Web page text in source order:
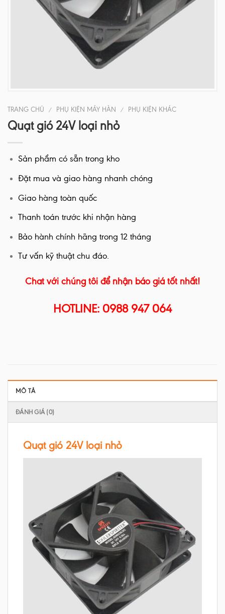
TRANG CHỦ / PHỤ KIỆN MÁY HÀN / PHỤ KIỆN KHÁC
Quạt gió 24V loại nhỏ
Sản phẩm có sẵn trong kho
Đặt mua và giao hàng nhanh chóng
Giao hàng toàn quốc
Thanh toán trước khi nhận hàng
Bảo hành chính hãng trong 12 tháng
Tư vấn kỹ thuật chu đáo.
Chat với chúng tôi để nhận báo giá tốt nhất!
HOTLINE: 0988 947 064
MÔ TẢ
ĐÁNH GIÁ (0)
Quạt gió 24V loại nhỏ